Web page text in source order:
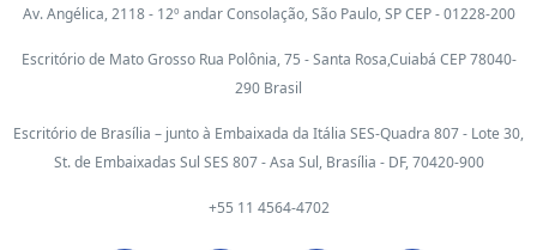
Av. Angélica, 2118 - 12º andar Consolação, São Paulo, SP CEP - 01228-200
Escritório de Mato Grosso Rua Polônia, 75 - Santa Rosa,Cuiabá CEP 78040-
290 Brasil
Escritório de Brasília – junto à Embaixada da Itália SES-Quadra 807 - Lote 30,
St. de Embaixadas Sul SES 807 - Asa Sul, Brasília - DF, 70420-900
+55 11 4564-4702